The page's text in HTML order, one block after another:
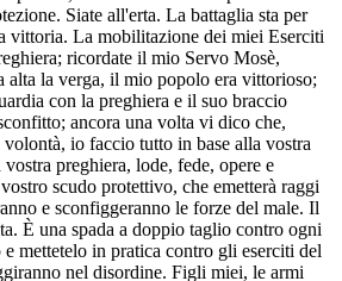
Siate all'erta. La battaglia sta per
vittoria. La mobilitazione dei miei Eserciti
ricordate il mio Servo Mosè,
alta la verga, il mio popolo era vittorioso;
con la preghiera e il suo braccio
ancora una volta vi dico che,
io faccio tutto in base alla vostra
preghiera, lode, fede, opere e
scudo protettivo, che emetterà raggi
e sconfiggeranno le forze del male. Il
È una spada a doppio taglio contro ogni
mettetelo in pratica contro gli eserciti del
nel disordine. Figli miei, le armi